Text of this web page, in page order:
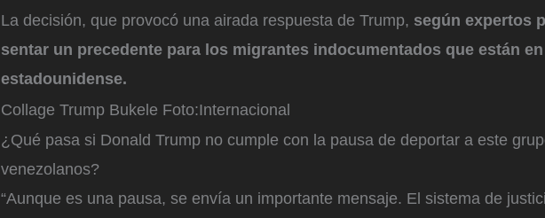
La decisión, que provocó una airada respuesta de Trump, según expertos
sentar un precedente para los migrantes indocumentados que están
estadounidense.
Collage Trump Bukele Foto:Internacional
¿Qué pasa si Donald Trump no cumple con la pausa de deportar a este
venezolanos?
“Aunque es una pausa, se envía un importante mensaje. El sistema de